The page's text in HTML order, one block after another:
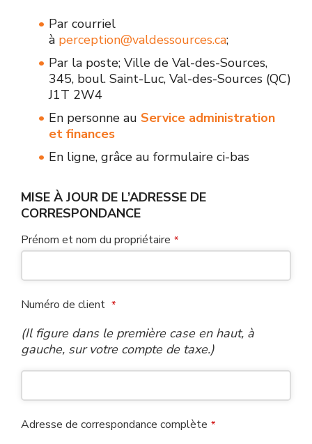
Par courriel
à perception@valdessources.ca;
Par la poste; Ville de Val-des-Sources,
345, boul. Saint-Luc, Val-des-Sources (QC)
J1T 2W4
En personne au Service administration
et finances
En ligne, grâce au formulaire ci-bas
MISE À JOUR DE L’ADRESSE DE
CORRESPONDANCE
Prénom et nom du propriétaire *
Your
Numéro de client *
(Il figure dans le première case en haut, à
gauche, sur votre compte de taxe.)
Adresse de correspondance complète *